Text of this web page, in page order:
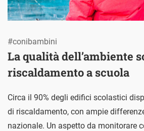
La qualità dell’ambiente
riscaldamento a scuola
#conibambini
Circa il 90% degli edifici scolastici
di riscaldamento, con ampie
nazionale. Un aspetto da monitorare